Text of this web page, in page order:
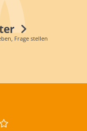
Frage stellen